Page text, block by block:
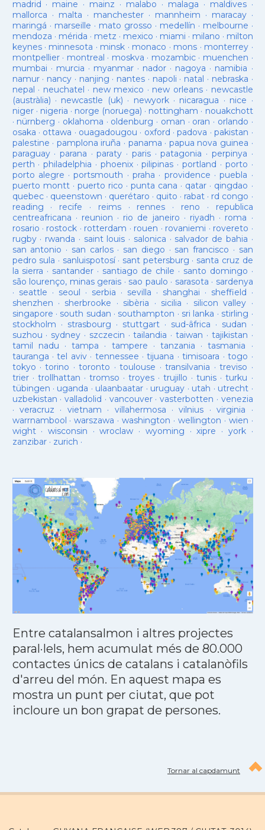
madrid · maine · mainz · malabo · malaga · maldives·
mallorca · malta · manchester· mannheim · maracay·
maringá · marseille · mato grosso · medellín · melbourne ·
mendoza · mérida · metz · mexico · miami · milano · milton
keynes· minnesota · minsk · monaco · mons · monterrey ·
montpellier· montreal · moskva · mozambic· muenchen ·
mumbai · murcia · myanmar· nador · nagoya · namibia ·
namur· nancy · nanjing · nantes · napoli · natal · nebraska ·
nepal · neuchatel · new mexico · new orleans· newcastle
(austràlia) · newcastle (uk) · newyork· nicaragua · nice ·
niger· nigeria · norge (noruega) · nottingham · nouakchott
· nürnberg · oklahoma · oldenburg · oman · oran · orlando ·
osaka · ottawa · ouagadougou · oxford ·padova ·pakistan ·
palestine · pamplona iruña · panama · papua nova guinea ·
paraguay· parana ·paraty · paris·patagonia · perpinya ·
perth ·philadelphia · phoenix·pilipinas ·portland · porto ·
porto alegre ·portsmouth ·praha · providence ·puebla ·
puerto montt· puerto rico ·punta cana · qatar · qingdao ·
quebec· queenstown · querétaro · quito · rabat · rd congo ·
reading · recife · reims· rennes · reno · republica
centreafricana · reunion · rio de janeiro · riyadh · roma ·
rosario · rostock · rotterdam · rouen · rovaniemi · rovereto ·
rugby· rwanda · saint louis · salonica · salvador de bahia ·
san antonio · san carlos· san diego · san francisco · san
pedro sula · sanluispotosí· sant petersburg · santa cruz de
la sierra · santander · santiago de chile · santo domingo ·
são lourenço, minas gerais · sao paulo · sarasota · sardenya
· seattle · seoul · serbia · sevilla · shanghai · sheffield ·
shenzhen · sherbrooke · sibèria · sicilia · silicon valley ·
singapore · south sudan · southampton · sri lanka · stirling ·
stockholm · strasbourg · stuttgart· sud-âfrica · sudan ·
suzhou · sydney · szczecin ·tailandia ·taiwan · tajikistan ·
tamil nadu ·tampa · tampere · tanzania ·tasmania ·
tauranga ·tel aviv· tennessee ·tijuana ·timisoara ·togo ·
tokyo ·torino ·toronto ·toulouse ·transilvania ·treviso ·
trier· trollhattan · tromso · troyes·trujillo ·tunis ·turku ·
tübingen · uganda · ulaanbaatar · uruguay · utah · utrecht ·
uzbekistan · valladolid · vancouver· vasterbotten · venezia
· veracruz · vietnam · villahermosa ·vilnius ·virginia ·
warrnambool ·warszawa ·washington · wellington · wien ·
wight· wisconsin ·wroclaw · wyoming ·xipre · york·
zanzibar· zurich ·
Entre catalansalmon i altres projectes
paral·lels, hem acumulat més de 80.000
contactes únics de catalans i catalanòfils
d'arreu del món. En aquest mapa es
mostra un punt per ciutat, que pot
incloure un bon grapat de persones.
Tornar al capdamunt